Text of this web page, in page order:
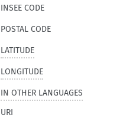
INSEE CODE
POSTAL CODE
LATITUDE
LONGITUDE
IN OTHER LANGUAGES
URI